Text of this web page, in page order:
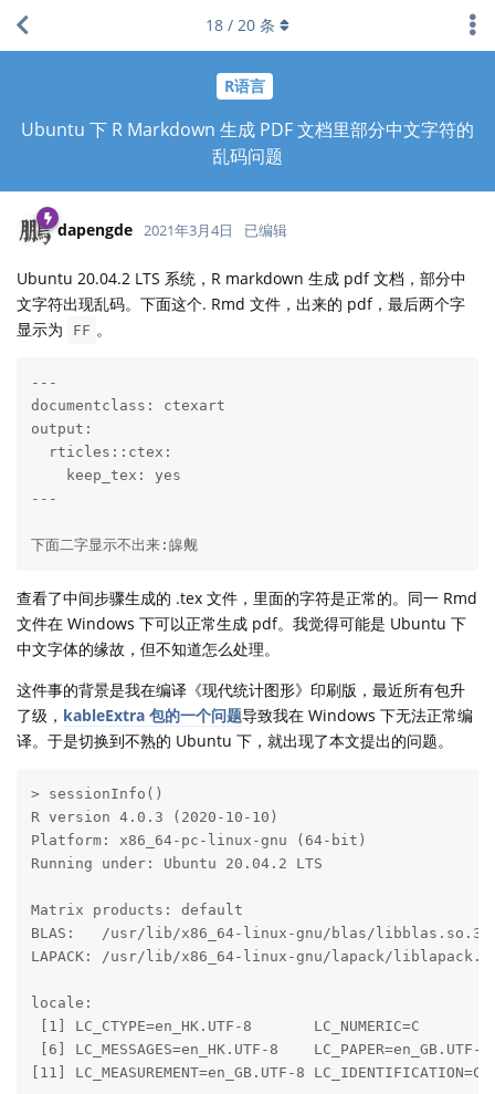
R语言
Ubuntu 下 R Markdown 生成 PDF 文档里部分中文字符的
乱码问题
18 / 20 条
dapengde 2021年3月4日 已编辑
Ubuntu 20.04.2 LTS 系统，R markdown 生成 pdf 文档，部分中
文字符出现乱码。下面这个. Rmd 文件，出来的 pdf，最后两个字
显示为
FF 。
---
documentclass: ctexart
output:
  rticles::ctex:
    keep_tex: yes
---
下面二字显示不出来:皞觍
查看了中间步骤生成的 .tex 文件，里面的字符是正常的。同一 Rmd
文件在 Windows 下可以正常生成 pdf。我觉得可能是 Ubuntu 下
中文字体的缘故，但不知道怎么处理。
这件事的背景是我在编译《现代统计图形》印刷版，最近所有包升
了级， kableExtra 包的一个问题导致我在 Windows 下无法正常编
译。于是切换到不熟的 Ubuntu 下，就出现了本文提出的问题。
> sessionInfo()
R version 4.0.3 (2020-10-10)
Platform: x86_64-pc-linux-gnu (64-bit)
Running under: Ubuntu 20.04.2 LTS
Matrix products: default
BLAS:   /usr/lib/x86_64-linux-gnu/blas/
LAPACK: /usr/lib/x86_64-linux-gnu/lapack/
locale:
[1] LC_CTYPE=en_HK.UTF-8       LC_NUMERIC=C
[6] LC_MESSAGES=en_HK.UTF-8
[11] LC_MEASUREMENT=en_GB.UTF-8